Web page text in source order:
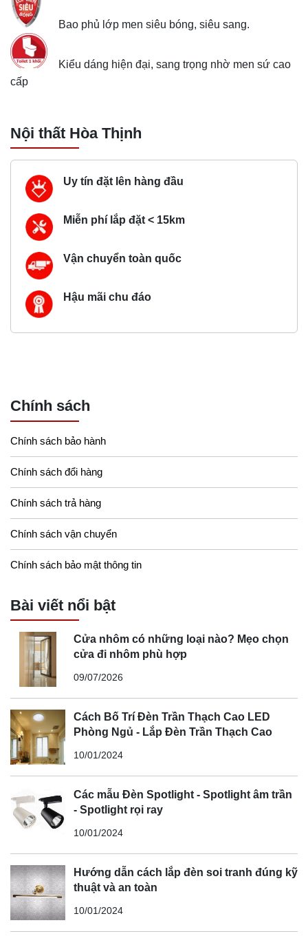
Bao phủ lớp men siêu bóng, siêu sang.
Kiểu dáng hiện đại, sang trọng nhờ men sứ cao
cấp
Nội thất Hòa Thịnh
Uy tín đặt lên hàng đầu
Miễn phí lắp đặt < 15km
Vận chuyển toàn quốc
Hậu mãi chu đáo
Chính sách
Chính sách bảo hành
Chính sách đổi hàng
Chính sách trả hàng
Chính sách vận chuyển
Chính sách bảo mật thông tin
Bài viết nổi bật
Cửa nhôm có những loại nào? Mẹo chọn
cửa đi nhôm phù hợp
09/07/2026
Cách Bố Trí Đèn Trần Thạch Cao LED
Phòng Ngủ - Lắp Đèn Trần Thạch Cao
10/01/2024
Các mẫu Đèn Spotlight - Spotlight âm trần
- Spotlight rọi ray
10/01/2024
Hướng dẫn cách lắp đèn soi tranh đúng kỹ
thuật và an toàn
10/01/2024